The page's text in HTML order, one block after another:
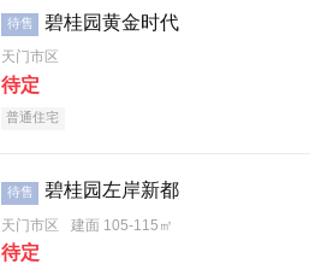
待售 碧桂园黄金时代
天门市区
待定
普通住宅
待售 碧桂园左岸新都
天门市区 建面 105-115㎡
待定